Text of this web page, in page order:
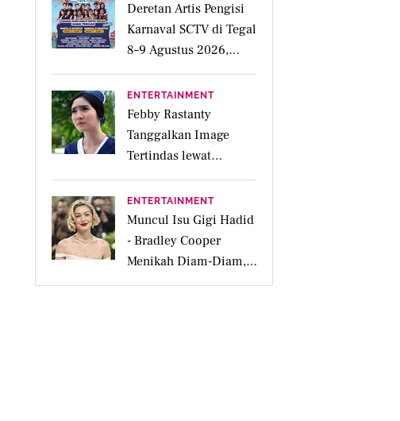
Deretan Artis Pengisi
Karnaval SCTV di Tegal
8–9 Agustus 2026,
Simak Jadwalnya
ENTERTAINMENT
Febby Rastanty
Tanggalkan Image
Tertindas lewat
Sinetron SCTV Biarkan
Hati Bicara
ENTERTAINMENT
Muncul Isu Gigi Hadid
- Bradley Cooper
Menikah Diam-Diam,
Dipicu Cincin Kawin